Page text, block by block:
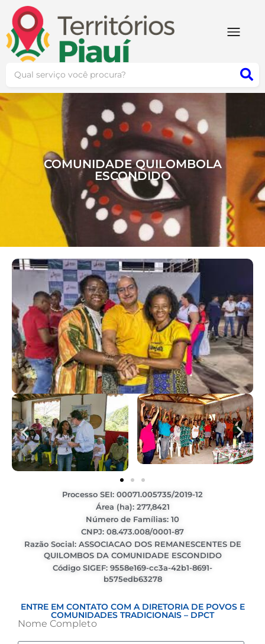
COMUNIDADE QUILOMBOLA
ESCONDIDO
Processo SEI: 00071.005735/2019-12
Área (ha): 277,8421
Número de Famílias: 10
CNPJ: 08.473.008/0001-87
Razão Social: ASSOCIACAO DOS REMANESCENTES DE
QUILOMBOS DA COMUNIDADE ESCONDIDO
Código SIGEF: 9558e169-cc3a-42b1-8691-
b575edb63278
ENTRE EM CONTATO COM A DIRETORIA DE POVOS E
COMUNIDADES TRADICIONAIS – DPCT
Nome Completo